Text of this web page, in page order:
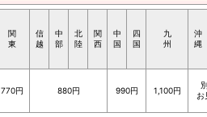
関
東
信
越
中
部
北
陸
関
西
中
国
四
国
九
州
沖
縄
770円 880円 990円 1,100円
お